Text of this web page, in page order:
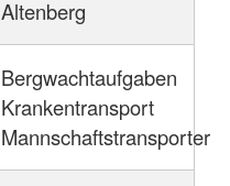
Altenberg
Bergwachtaufgaben
Krankentransport
Mannschaftstransporter